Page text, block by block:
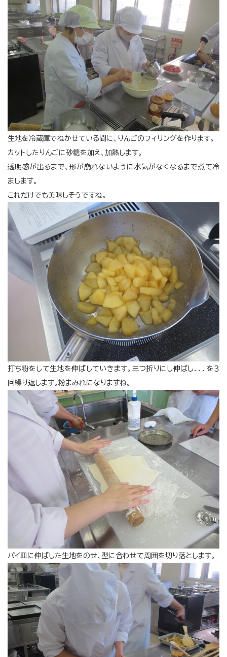
生地を冷蔵庫でねかせている間に、りんごのフィリングを作ります。
カットしたりんごに砂糖を加え、加熱します。
透明感が出るまで、形が崩れないように水気がなくなるまで煮て冷
まします。
これだけでも美味しそうですね。
打ち粉をして生地を伸ばしていきます。三つ折りにし伸ばし．．．を３
回繰り返します。粉まみれになりますね。
パイ皿に伸ばした生地をのせ、型に合わせて周囲を切り落とします。